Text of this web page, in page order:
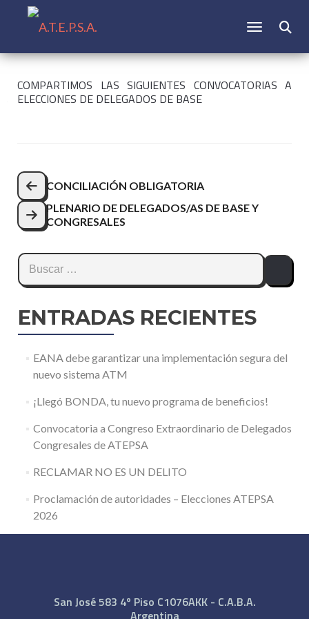
CAMBIAR
COMPARTIMOS LAS SIGUIENTES CONVOCATORIAS A
ELECCIONES DE DELEGADOS DE BASE
Navegación
de
entradas
CONCILIACIÓN OBLIGATORIA
PLENARIO DE DELEGADOS/AS DE BASE Y
CONGRESALES
Buscar:
ENTRADAS RECIENTES
EANA debe garantizar una implementación segura del
nuevo sistema ATM
¡Llegó BONDA, tu nuevo programa de beneficios!
Convocatoria a Congreso Extraordinario de Delegados
Congresales de ATEPSA
RECLAMAR NO ES UN DELITO
Proclamación de autoridades – Elecciones ATEPSA
2026
San José 583 4º Piso C1076AKK - C.A.B.A.